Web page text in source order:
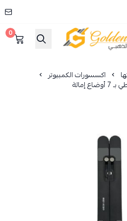
0
اكسسورات الكمبيوتر